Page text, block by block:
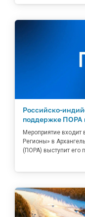
Российско-
поддержке ПОРА
Мероприятие входит
Регионы» в
(ПОРА) выступит его